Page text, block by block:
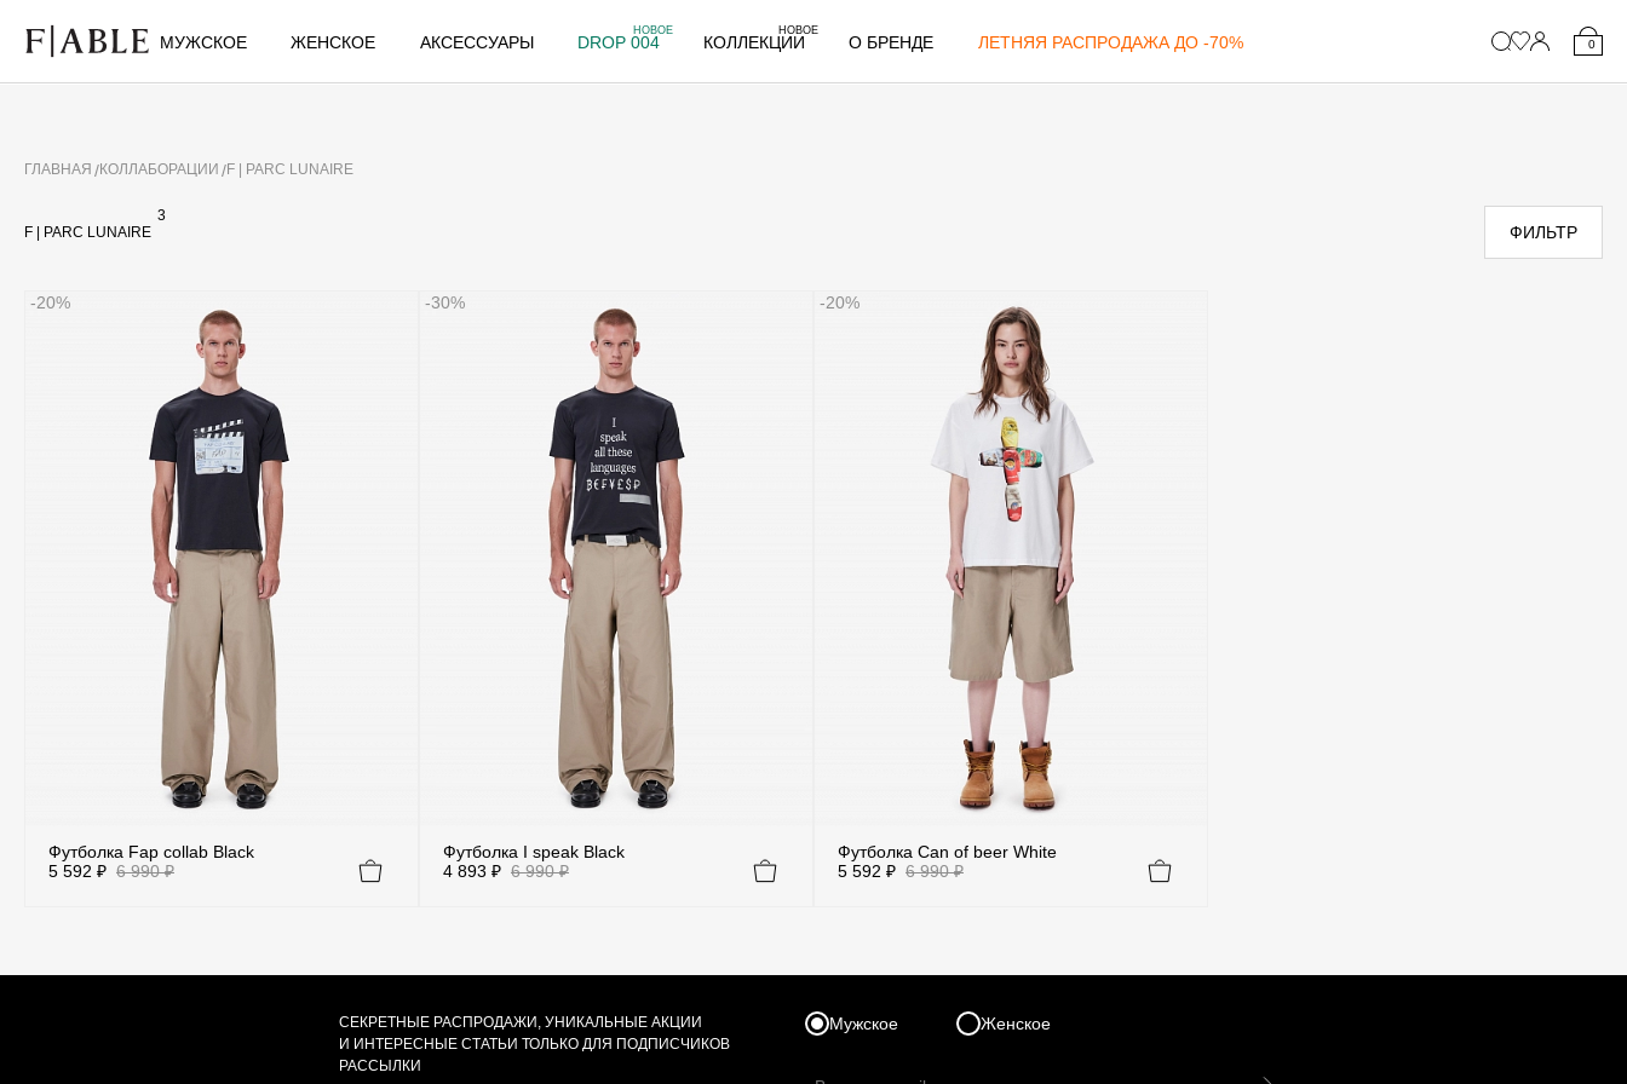
МУЖСКОЕ ЖЕНСКОЕ АКСЕССУАРЫ DROP 004
НОВОЕ
КОЛЛЕКЦИИ
НОВОЕ
О БРЕНДЕ ЛЕТНЯЯ РАСПРОДАЖА ДО -70% 0
ГЛАВНАЯ КОЛЛАБОРАЦИИ F | PARC LUNAIRE
F | PARC LUNAIRE
3
ФИЛЬТР
-20%
Футболка Fap collab Black
5 592 ₽ 6 990 ₽
-30%
Футболка I speak Black
4 893 ₽ 6 990 ₽
-20%
Футболка Can of beer White
5 592 ₽ 6 990 ₽
Желтый Серый Черный OS L
СЕКРЕТНЫЕ РАСПРОДАЖИ, УНИКАЛЬНЫЕ АКЦИИ
И ИНТЕРЕСНЫЕ СТАТЬИ ТОЛЬКО ДЛЯ ПОДПИСЧИКОВ
РАССЫЛКИ
Мужское Женское